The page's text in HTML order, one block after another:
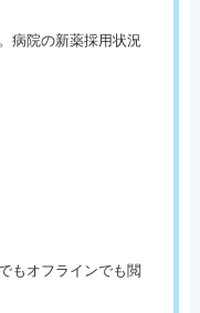
病院の新薬採用状況
もオフラインでも閲